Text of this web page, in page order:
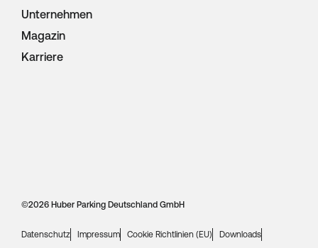
Unternehmen
Magazin
Karriere
©2026 Huber Parking Deutschland GmbH
Datenschutz Impressum Cookie Richtlinien (EU) Downloads